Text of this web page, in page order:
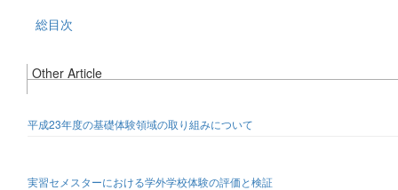
総目次
Other Article
平成23年度の基礎体験領域の取り組みについて
実習セメスターにおける学外学校体験の評価と検証